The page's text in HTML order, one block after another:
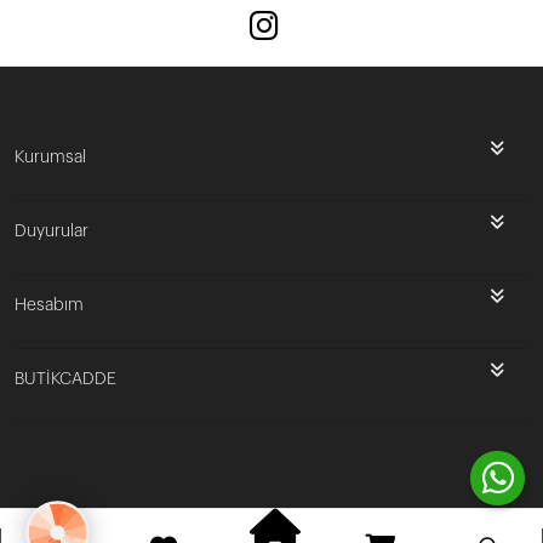
Kurumsal
Duyurular
Hesabım
BUTİKCADDE
Vikaon E-Ticaret sistemleri ile hazırlanmıştır.